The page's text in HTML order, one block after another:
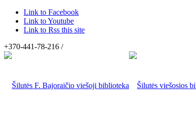
Link to Facebook
Link to Youtube
Link to Rss this site
+370-441-78-216 /